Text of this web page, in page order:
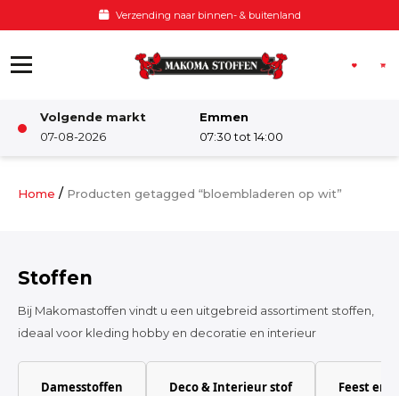
Verzending naar binnen- & buitenland
Volgende markt
07-08-2026
Emmen
07:30 tot 14:00
Damesstoffen
Home / Producten getagged “bloembladeren op wit”
Stoffen
Bij Makomastoffen vindt u een uitgebreid assortiment stoffen,
ideaal voor kleding hobby en decoratie en interieur
Damesstoffen Deco & Interieur stof Feest en